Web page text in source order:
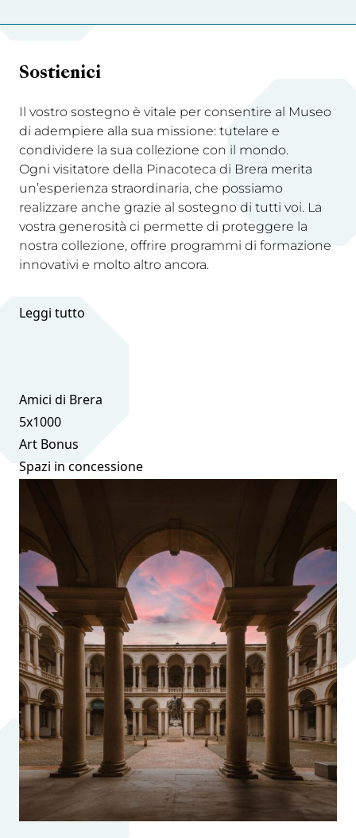
Sostienici
Il vostro sostegno è vitale per consentire al Museo
di adempiere alla sua missione: tutelare e
condividere la sua collezione con il mondo.
Ogni visitatore della Pinacoteca di Brera merita
un’esperienza straordinaria, che possiamo
realizzare anche grazie al sostegno di tutti voi. La
vostra generosità ci permette di proteggere la
nostra collezione, offrire programmi di formazione
innovativi e molto altro ancora.
Leggi tutto
Amici di Brera
5x1000
Art Bonus
Spazi in concessione